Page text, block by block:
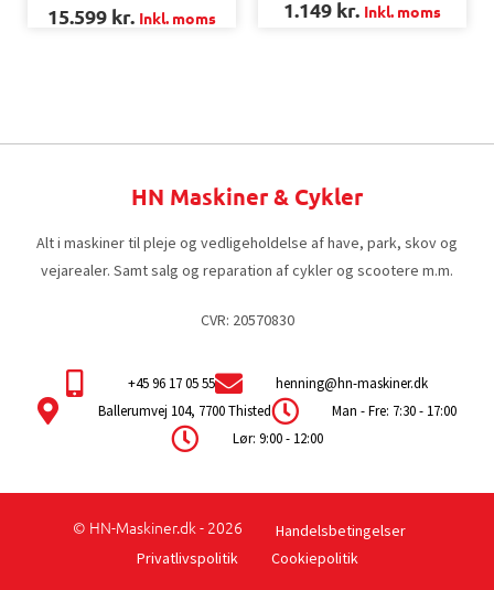
15.599 kr. Inkl. moms 1.149 kr. Inkl. moms
HN Maskiner & Cykler
Alt i maskiner til pleje og vedligeholdelse af have, park, skov og
vejarealer. Samt salg og reparation af cykler og scootere m.m.
CVR: 20570830
+45 96 17 05 55
henning@hn-maskiner.dk
Ballerumvej 104, 7700 Thisted
Man - Fre: 7:30 - 17:00
Lør: 9:00 - 12:00
© HN-Maskiner.dk - 2026
Handelsbetingelser
Privatlivspolitik
Cookiepolitik